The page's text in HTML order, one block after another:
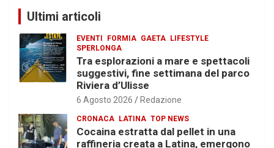
Ultimi articoli
EVENTI FORMIA GAETA LIFESTYLE
SPERLONGA
Tra esplorazioni a mare e spettacoli
suggestivi, fine settimana del parco
Riviera d’Ulisse
6 Agosto 2026 Redazione
CRONACA LATINA TOP NEWS
Cocaina estratta dal pellet in una
raffineria creata a Latina, emergono